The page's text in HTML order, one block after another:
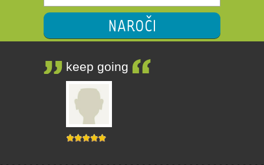
NAROČI
keep going